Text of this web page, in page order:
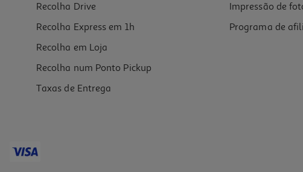
Recolha Drive
Recolha Express em 1h
Recolha em Loja
Recolha num Ponto Pickup
Taxas de Entrega
Impressão de
Programa de